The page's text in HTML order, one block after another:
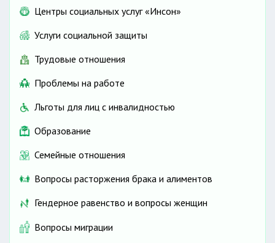
Центры социальных услуг «Инсон»
Услуги социальной защиты
Трудовые отношения
Проблемы на работе
Льготы для лиц с инвалидностью
Образование
Семейные отношения
Вопросы расторжения брака и алиментов
Гендерное равенство и вопросы женщин
Вопросы миграции